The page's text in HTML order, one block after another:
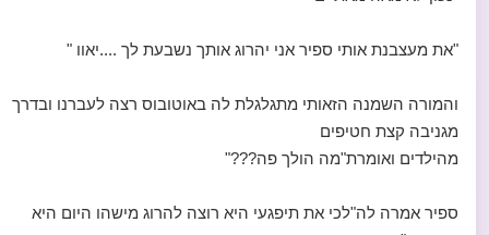
"את מעצבנת אותי ספיר אני יהרוג אותך נשבעת לך ....יאוו "
והמורה השמנה הזאותי מתגלגלת לה באוטובוס רצה לעברנו ובדרך
מגניבה קצת חטיפים
מהילדים ואומרת"מה הולך פה???"
ספיר אמרה לה"לכי את תיפגעי היא רוצה להרוג מישהו היום היא